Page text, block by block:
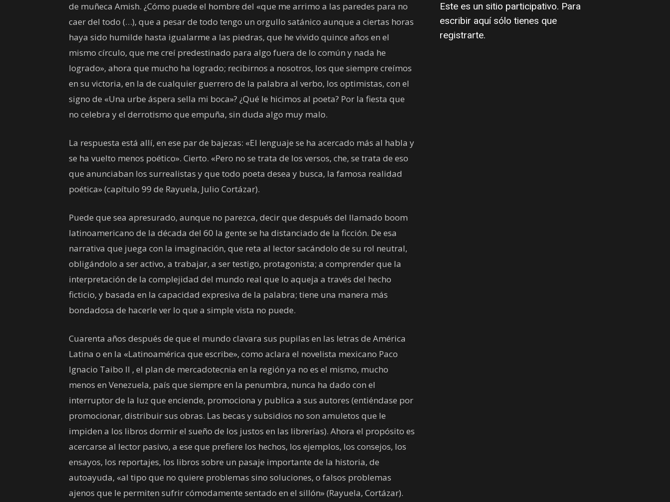
de muñeca Amish. ¿Cómo puede el hombre del «que me arrimo a las paredes para no
caer del todo (…), que a pesar de todo tengo un orgullo satánico aunque a ciertas horas
haya sido humilde hasta igualarme a las piedras, que he vivido quince años en el
mismo círculo, que me creí predestinado para algo fuera de lo común y nada he
logrado», ahora que mucho ha logrado; recibirnos a nosotros, los que siempre creímos
en su victoria, en la de cualquier guerrero de la palabra al verbo, los optimistas, con el
signo de «Una urbe áspera sella mi boca»? ¿Qué le hicimos al poeta? Por la fiesta que
no celebra y el derrotismo que empuña, sin duda algo muy malo.
La respuesta está allí, en ese par de bajezas: «El lenguaje se ha acercado más al habla y
se ha vuelto menos poético». Cierto. «Pero no se trata de los versos, che, se trata de eso
que anunciaban los surrealistas y que todo poeta desea y busca, la famosa realidad
poética» (capítulo 99 de Rayuela, Julio Cortázar).
Puede que sea apresurado, aunque no parezca, decir que después del llamado boom
latinoamericano de la década del 60 la gente se ha distanciado de la ficción. De esa
narrativa que juega con la imaginación, que reta al lector sacándolo de su rol neutral,
obligándolo a ser activo, a trabajar, a ser testigo, protagonista; a comprender que la
interpretación de la complejidad del mundo real que lo aqueja a través del hecho
ficticio, y basada en la capacidad expresiva de la palabra; tiene una manera más
bondadosa de hacerle ver lo que a simple vista no puede.
Cuarenta años después de que el mundo clavara sus pupilas en las letras de América
Latina o en la «Latinoamérica que escribe», como aclara el novelista mexicano Paco
Ignacio Taibo II , el plan de mercadotecnia en la región ya no es el mismo, mucho
menos en Venezuela, país que siempre en la penumbra, nunca ha dado con el
interruptor de la luz que enciende, promociona y publica a sus autores (entiéndase por
promocionar, distribuir sus obras. Las becas y subsidios no son amuletos que le
impiden a los libros dormir el sueño de los justos en las librerías). Ahora el propósito es
acercarse al lector pasivo, a ese que prefiere los hechos, los ejemplos, los consejos, los
ensayos, los reportajes, los libros sobre un pasaje importante de la historia, de
autoayuda, «al tipo que no quiere problemas sino soluciones, o falsos problemas
ajenos que le permiten sufrir cómodamente sentado en el sillón» (Rayuela, Cortázar).
Este es un sitio participativo. Para
escribir aquí sólo tienes que
registrarte.